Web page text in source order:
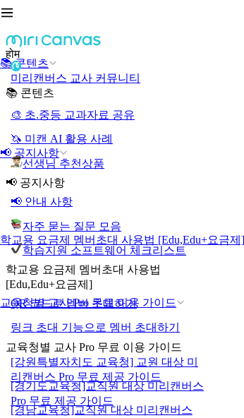
📚 콘텐츠
📢 공지사항
학교용 요금제 멤버초대 사용법 [Edu,Edu+요금제]
교육청별 교사 Pro 무료 이용 가이드
होम
미리캔버스 교사 커뮤니티
📚 콘텐츠
🎨 초.중등 교과자료 공유
🦄 미캔 AI 활용 사례
선생님 추천상품
📢 공지사항
📢 안내 사항
자주 묻는 질문 모음
학습지원 소프트웨어 체크리스트
학교용 요금제 멤버초대 사용법
[Edu,Edu+요금제]
QR 코드로 멤버 초대하기
링크 초대 기능으로 멤버 초대하기
교육청별 교사 Pro 무료 이용 가이드
[강원특별자치도 교육청] 교원 대상 미
리캔버스 Pro 무료 제공 가이드
[경기도교육청]교직원 대상 미리캔버스
Pro 무료 제공 가이드
[경남교육청]교직원 대상 미리캔버스